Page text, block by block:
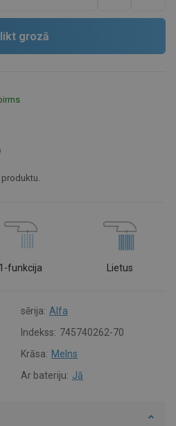
grozā
1-funkcija Lietus
sērija: Alfa
Indekss: 745740262-70
Krāsa: Melns
Ar bateriju: Jā